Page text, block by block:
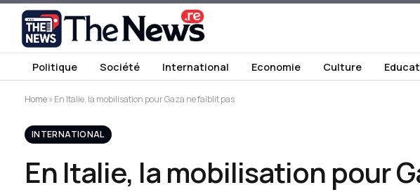
Politique Société International Economie Culture
Home»En Italie, la mobilisation pour Gaza ne faiblit pas
INTERNATIONAL
En Italie, la mobilisation pour